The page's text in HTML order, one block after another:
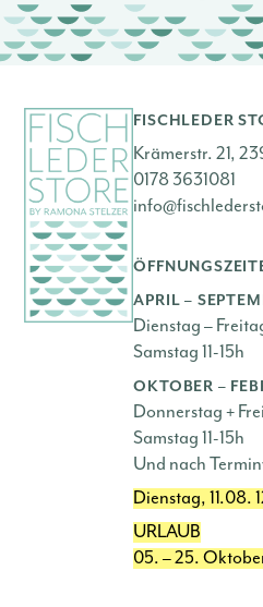
FISCHLEDER
Krämerstr. 21,
0178 3631081
APRIL –
Dienstag –
Samstag 11-15h
OKTOBER –
Donnerstag +
Samstag 11-15h
Und nach
Dienstag, 11.08.
URLAUB
05. – 25.